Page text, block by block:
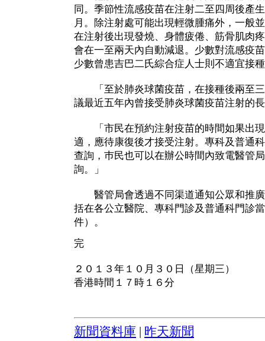
同。季節性流感疫苗在注射二至四周後產
月。除注射處可能出現輕微腫痛外，一般
在注射後出現發燒、身體疲倦、筋骨肌肉
會在一至兩天內自動減退。少數對流感疫
少數曾患吉巴二氏綜合症人士則不適宜接
「至於肺炎球菌疫苗，在接種後兩至三
議最近五年內曾接受肺炎球菌疫苗注射的
「市民在預約注射疫苗的時間如果出現
適，應待康復後才接受注射。專科及普通
查詢，巿民也可以在辦公時間內致電醫管
詢。」
醫管局會透過不同渠道通知公眾和推廣
括在各公立醫院、專科門診及普通科門診
件）。
完
２０１３年１０月３０日（星期三）
香港時間１７時１６分
新聞資料庫 昨天新聞